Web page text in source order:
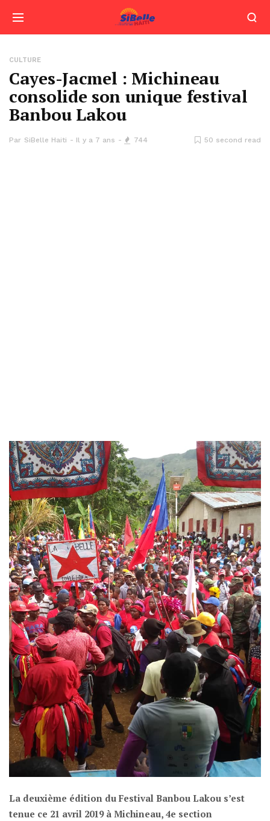
CULTURE
Cayes-Jacmel : Michineau
consolide son unique festival
Banbou Lakou
Par SiBelle Haiti Il y a 7 ans 744 50 second read
La deuxième édition du Festival Banbou Lakou s’est
tenue ce 21 avril 2019 à Michineau, 4e section